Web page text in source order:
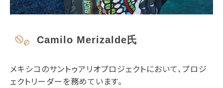
Camilo Merizalde氏
メキシコのサントゥアリオプロジェクトにおいて、プロジ
ェクトリーダーを務めています。